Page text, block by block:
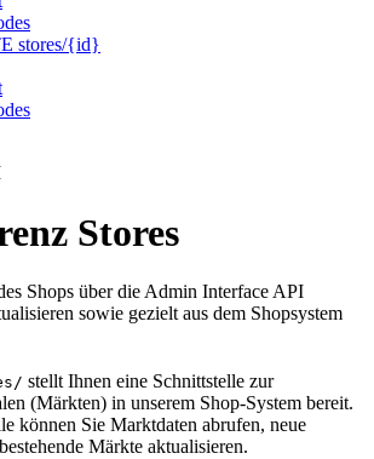
stores/{id}
Stores
Shops über die Admin Interface API
sowie gezielt aus dem Shopsystem
stellt Ihnen eine Schnittstelle zur
(Märkten) in unserem Shop-System bereit.
können Sie Marktdaten abrufen, neue
Märkte aktualisieren.